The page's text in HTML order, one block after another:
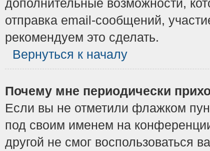
дополнительные возможности,
отправка email-сообщений,
рекомендуем это сделать.
Вернуться к началу
Почему мне периодически
Если вы не отметили флажком
под своим именем на
другой не смог воспользоваться